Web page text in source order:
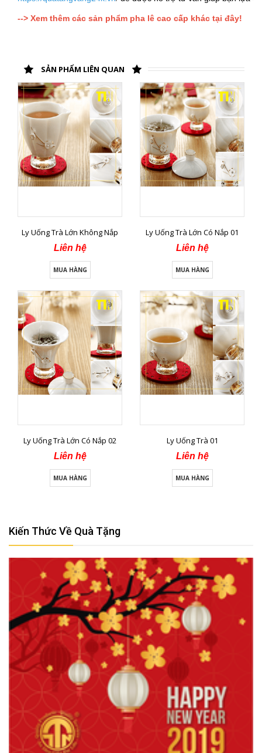
--> Xem thêm các sản phẩm pha lê cao cấp khác tại đây!
SẢN PHẨM LIÊN QUAN
Ly Uống Trà Lớn Không Nắp
Liên hệ
MUA HÀNG
Ly Uống Trà Lớn Có Nắp 01
Liên hệ
MUA HÀNG
Ly Uống Trà Lớn Có Nắp 02
Liên hệ
MUA HÀNG
Ly Uống Trà 01
Liên hệ
MUA HÀNG
Kiến Thức Về Quà Tặng